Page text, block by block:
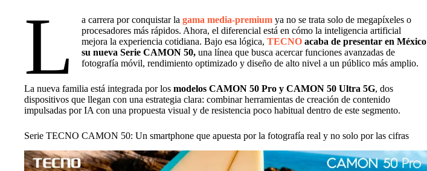
L a carrera por conquistar lagama media-premium ya no se trata solo de megapíxeles o
procesadores más rápidos. Ahora, el diferencial está en cómo la inteligencia artificial
mejora la experiencia cotidiana. Bajo esa lógica,TECNO acaba de presentar en México
su nueva Serie CAMON 50, una línea que busca acercar funciones avanzadas de
fotografía móvil, rendimiento optimizado y diseño de alto nivel a un público más amplio.
La nueva familia está integrada por los modelos CAMON 50 Pro y CAMON 50 Ultra 5G, dos
dispositivos que llegan con una estrategia clara: combinar herramientas de creación de contenido
impulsadas por IA con una propuesta visual y de resistencia poco habitual dentro de este segmento.
Serie TECNO CAMON 50: Un smartphone que apuesta por la fotografía real y no solo por las cifras